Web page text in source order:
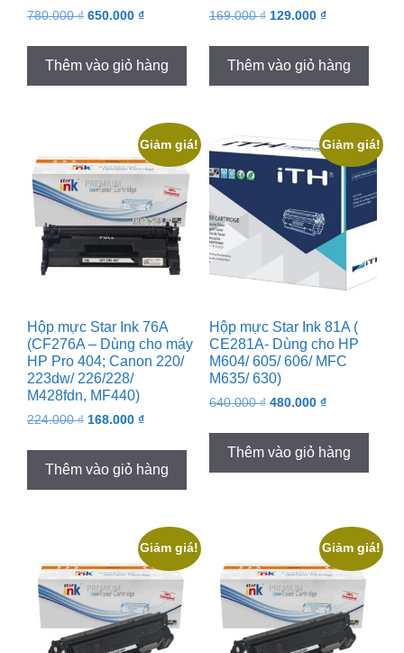
780.000₫ Original
780.000 ₫.
650.000 ₫Current
650.000 ₫.
Thêm vào giỏ hàng
169.000₫ Original
169.000 ₫.
129.000 ₫Current
129.000 ₫.
Thêm vào giỏ hàng
Giảm giá!
Hộp mực Star Ink 76A
(CF276A – Dùng cho máy
HP Pro 404; Canon 220/
223dw/ 226/228/
M428fdn, MF440)
224.000₫ Original
224.000 ₫.
168.000 ₫Current
168.000 ₫.
Thêm vào giỏ hàng
Giảm giá!
Hộp mực Star Ink 81A (
CE281A- Dùng cho HP
M604/ 605/ 606/ MFC
M635/ 630)
640.000₫ Original
640.000 ₫.
480.000 ₫Current
480.000 ₫.
Thêm vào giỏ hàng
Giảm giá! Giảm giá!